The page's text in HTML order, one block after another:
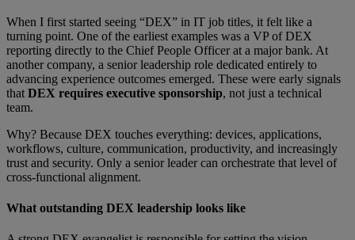
When I first started seeing “DEX” in IT job titles, it felt like a
turning point. One of the earliest examples was a VP of DEX
reporting directly to the Chief People Officer at a major bank. At
another company, a senior leadership role dedicated entirely to
advancing experience outcomes emerged. These were early signals
that DEX requires executive sponsorship, not just a technical
team.
Why? Because DEX touches everything: devices, applications,
workflows, culture, communication, productivity, and increasingly
trust and security. Only a senior leader can orchestrate that level of
cross-functional alignment.
What outstanding DEX leadership looks like